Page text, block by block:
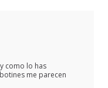
como lo has
me parecen